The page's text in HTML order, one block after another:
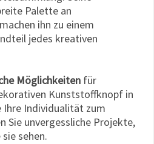
Palette an
ihn zu einem
jedes kreativen
Möglichkeiten für
Kunststoffknopf in
Ihre Individualität zum
Sie unvergessliche Projekte,
sehen.